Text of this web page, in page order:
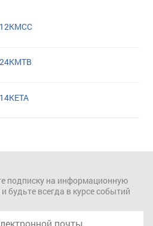
подписку на информационную
будьте всегда в курсе событий